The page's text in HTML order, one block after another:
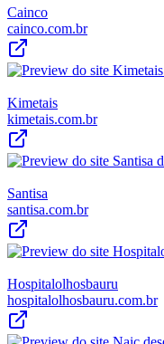
Cainco
cainco.com.br
Kimetais
kimetais.com.br
Santisa
santisa.com.br
Hospitalolhosbauru
hospitalolhosbauru.com.br